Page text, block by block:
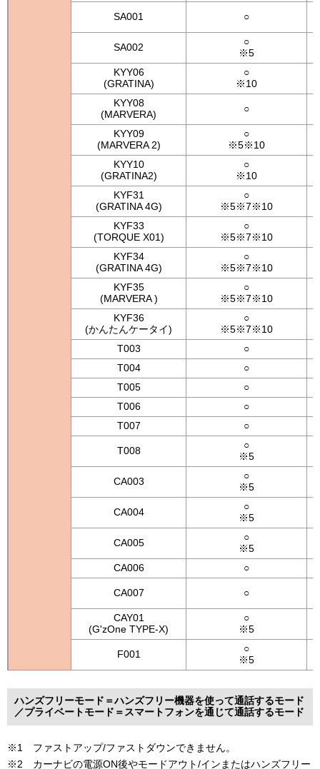
SA001 ○
SA002
○
※5
KYY06
(GRATINA)
○
※10
KYY08
(MARVERA)
○
KYY09
(MARVERA 2)
○
※5※10
KYY10
(GRATINA2)
○
※10
KYF31
(GRATINA 4G)
○
※5※7※10
KYF33
(TORQUE X01)
○
※5※7※10
KYF34
(GRATINA 4G)
○
※5※7※10
KYF35
(MARVERA )
○
※5※7※10
KYF36
(かんたんケータイ)
○
※5※7※10
T003
○
T004
○
T005
○
T006
○
T007
○
T008
○
※5
CA003
○
※5
CA004
○
※5
CA005
○
※5
CA006
○
CA007 ○
CAY01
(G'zOne TYPE-X)
○
※5
F001
○
※5
ハンズフリーモード＝ハンズフリー機器を使って通話するモード
／プライベートモード＝スマートフォンを通じて通話するモード
※1 ファストアップ/ファストダウンできません。
※2 カーナビの電源ON後やモードアウト/インまたはハンズフリー